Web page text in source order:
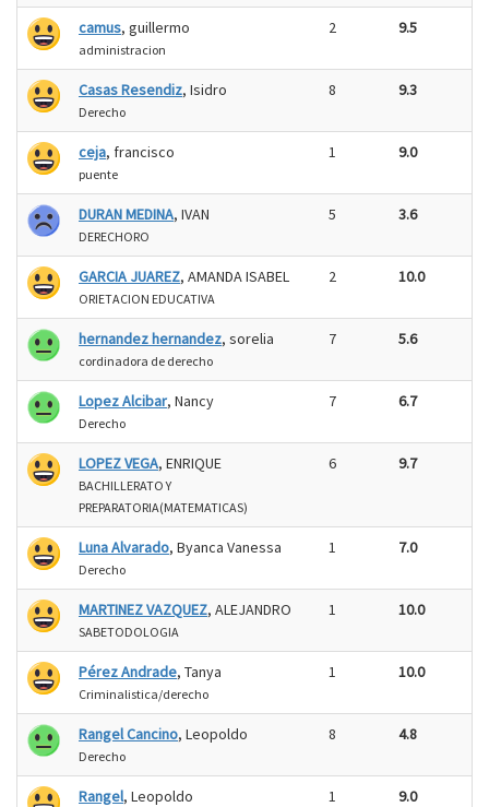
camus, guillermo
administracion
2 9.5
Casas Resendiz, Isidro
Derecho
8 9.3
ceja, francisco
puente
1 9.0
DURAN MEDINA, IVAN
DERECHORO
5 3.6
GARCIA JUAREZ, AMANDA ISABEL
ORIETACION EDUCATIVA
2 10.0
hernandez hernandez, sorelia
cordinadora de derecho
7 5.6
Lopez Alcibar, Nancy
Derecho
7 6.7
LOPEZ VEGA, ENRIQUE
BACHILLERATO Y
PREPARATORIA(MATEMATICAS)
6 9.7
Luna Alvarado, Byanca Vanessa
Derecho
1 7.0
MARTINEZ VAZQUEZ, ALEJANDRO
SABETODOLOGIA
1 10.0
Pérez Andrade, Tanya
Criminalistica/derecho
1 10.0
Rangel Cancino, Leopoldo
Derecho
8 4.8
Rangel, Leopoldo 1 9.0